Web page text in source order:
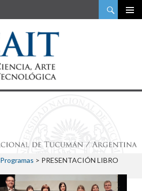
Programas > PRESENTACIÓN LIBRO